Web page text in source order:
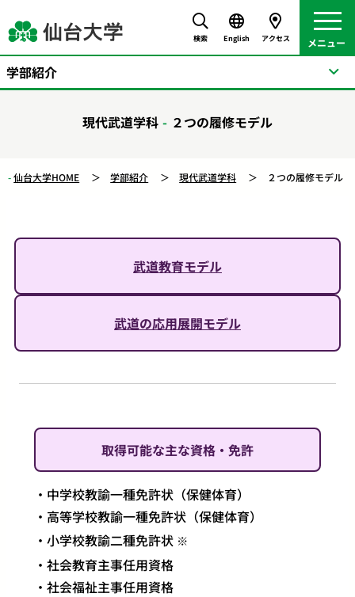
検索 English アクセス
現代武道学科 ２つの履修モデル
仙台大学HOME 学部紹介 現代武道学科 ２つの履修モデル
武道教育モデル
武道の応用展開モデル
取得可能な主な資格・免許
中学校教諭一種免許状（保健体育）
高等学校教諭一種免許状（保健体育）
小学校教諭二種免許状 ※
社会教育主事任用資格
社会福祉主事任用資格
学部紹介